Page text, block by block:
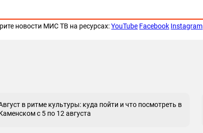
новости МИС ТВ на ресурсах:YouTube Facebook Instagram
в ритме культуры: куда пойти и что посмотреть в
с 5 по 12 августа